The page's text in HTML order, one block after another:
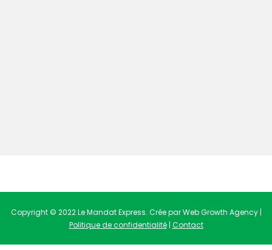
Copyright © 2022 Le Mandat Express. Crée par Web Growth Agency |
Politique de confidentialité| Contact